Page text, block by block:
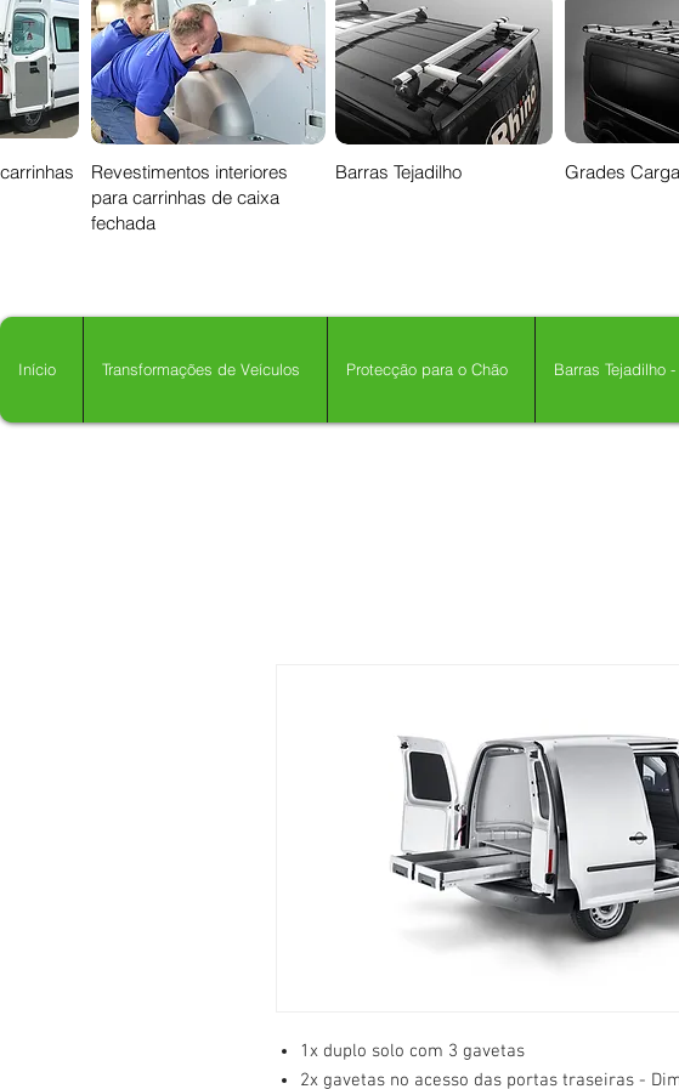
Revestimentos interiores
para carrinhas de caixa
fechada
Barras Tejadilho Grades Carga
Início Transformações de Veículos Protecção para o Chão Barras Tejadilho
1x duplo solo com 3 gavetas
2x gavetas no acesso das portas traseiras -